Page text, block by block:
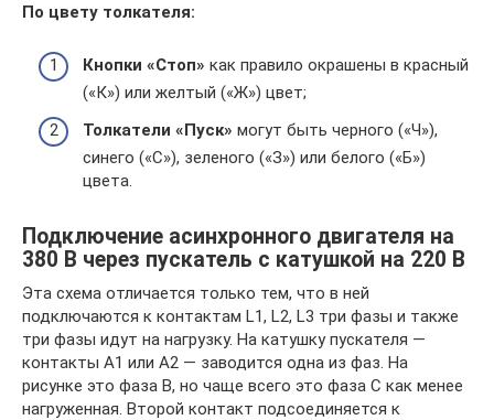
По цвету толкателя:
Кнопки «Стоп» как правило окрашены в красный
(«К») или желтый («Ж») цвет;
Толкатели «Пуск» могут быть черного («Ч»),
синего («С»), зеленого («З») или белого («Б»)
цвета.
Подключение асинхронного двигателя на
380 В через пускатель с катушкой на 220 В
Эта схема отличается только тем, что в ней
подключаются к контактам L1, L2, L3 три фазы и также
три фазы идут на нагрузку. На катушку пускателя —
контакты A1 или A2 — заводится одна из фаз. На
рисунке это фаза B, но чаще всего это фаза С как менее
нагруженная. Второй контакт подсоединяется к